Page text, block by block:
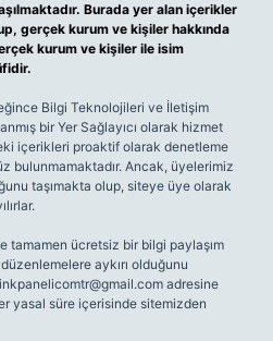
Burada yer alan içerikler
gerçek kurum ve kişiler hakkında
kurum ve kişiler ile isim
Bilgi Teknolojileri ve İletişim
bir Yer Sağlayıcı olarak hizmet
içerikleri proaktif olarak denetleme
bulunmamaktadır. Ancak, üyelerimiz
taşımakta olup, siteye üye olarak
tamamen ücretsiz bir bilgi paylaşım
aykırı olduğunu
adresine
yasal süre içerisinde sitemizden